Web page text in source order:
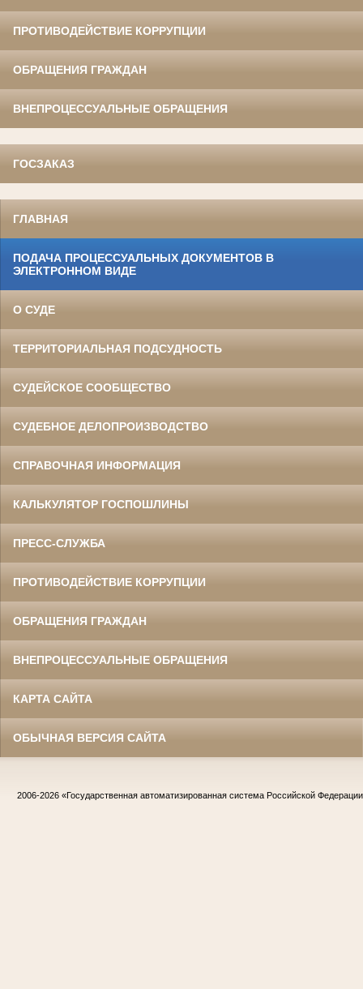
ПРОТИВОДЕЙСТВИЕ КОРРУПЦИИ
ОБРАЩЕНИЯ ГРАЖДАН
ВНЕПРОЦЕССУАЛЬНЫЕ ОБРАЩЕНИЯ
ГОСЗАКАЗ
ГЛАВНАЯ
ПОДАЧА ПРОЦЕССУАЛЬНЫХ ДОКУМЕНТОВ В
ЭЛЕКТРОННОМ ВИДЕ
О СУДЕ
ТЕРРИТОРИАЛЬНАЯ ПОДСУДНОСТЬ
СУДЕЙСКОЕ СООБЩЕСТВО
СУДЕБНОЕ ДЕЛОПРОИЗВОДСТВО
СПРАВОЧНАЯ ИНФОРМАЦИЯ
КАЛЬКУЛЯТОР ГОСПОШЛИНЫ
ПРЕСС-СЛУЖБА
ПРОТИВОДЕЙСТВИЕ КОРРУПЦИИ
ОБРАЩЕНИЯ ГРАЖДАН
ВНЕПРОЦЕССУАЛЬНЫЕ ОБРАЩЕНИЯ
КАРТА САЙТА
ОБЫЧНАЯ ВЕРСИЯ САЙТА
2006-2026 «Государственная автоматизированная система Российской